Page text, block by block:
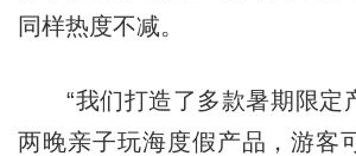
同样热度不减。
“我们打造了多款暑期限定
两晚亲子玩海度假产品，游客